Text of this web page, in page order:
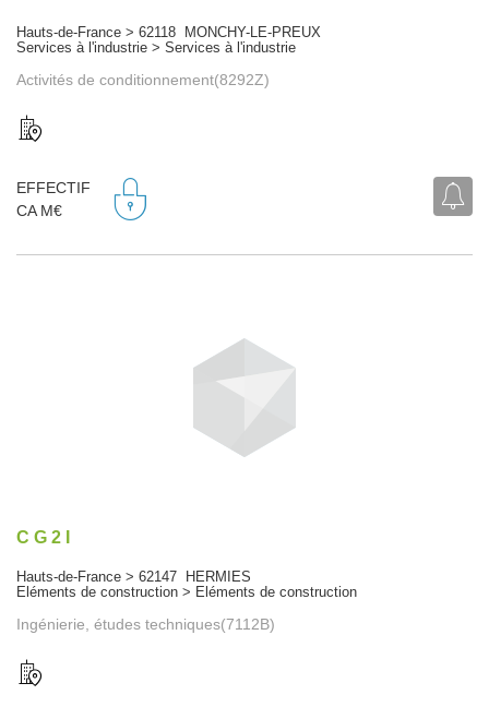
Hauts-de-France > 62118 MONCHY-LE-PREUX
Services à l'industrie > Services à l'industrie
Activités de conditionnement(8292Z)
EFFECTIF
CA M€
C G 2 I
Hauts-de-France > 62147 HERMIES
Eléments de construction > Eléments de construction
Ingénierie, études techniques(7112B)